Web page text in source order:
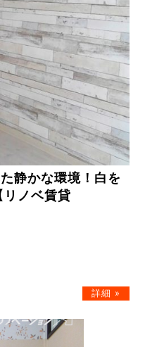
静かな環境！白を
ノベ賃貸